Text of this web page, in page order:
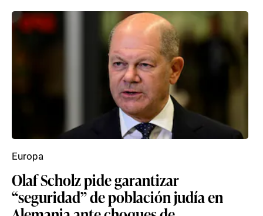
Olaf Scholz pide garantizar
“seguridad” de población judía en
Europa